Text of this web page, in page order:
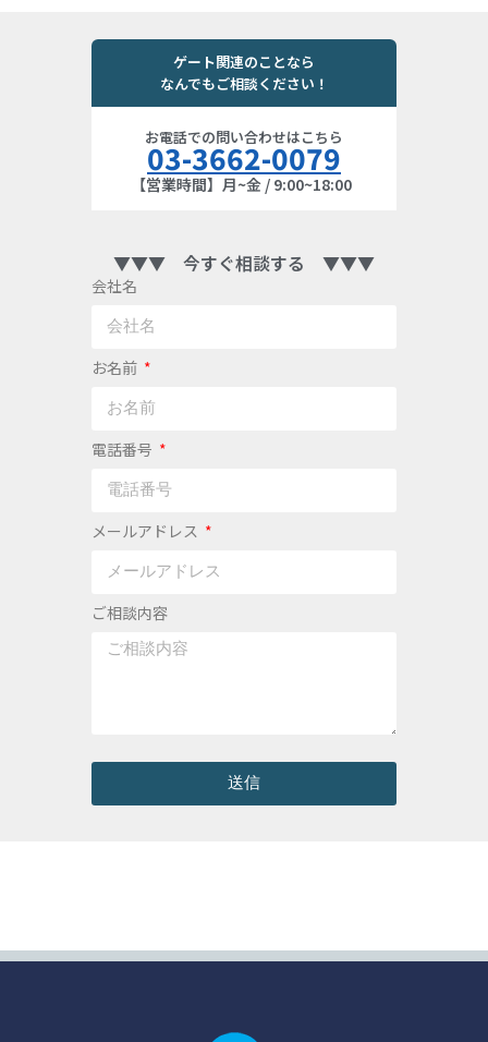
ゲート関連のことなら
なんでもご相談ください！
お電話での問い合わせはこちら
03-3662-0079
【営業時間】月~金 / 9:00~18:00
▼▼▼ 今すぐ相談する ▼▼▼
会社名
お名前
電話番号
メールアドレス
ご相談内容
送信